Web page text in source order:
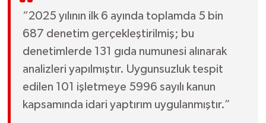
“2025 yılının ilk 6 ayında toplamda 5 bin
687 denetim gerçekleştirilmiş; bu
denetimlerde 131 gıda numunesi alınarak
analizleri yapılmıştır. Uygunsuzluk tespit
edilen 101 işletmeye 5996 sayılı kanun
kapsamında idari yaptırım uygulanmıştır.”